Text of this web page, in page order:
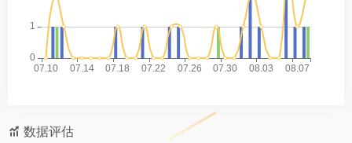
数据评估